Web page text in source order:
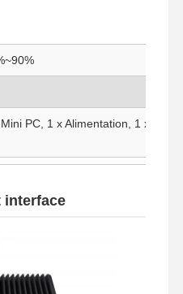
PC, 1 x Alimentation, 1 x
interface